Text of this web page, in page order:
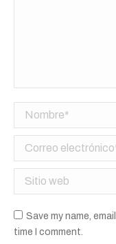
Nombre *
Correo electrónico *
Sitio web
Save my name,
time I comment.